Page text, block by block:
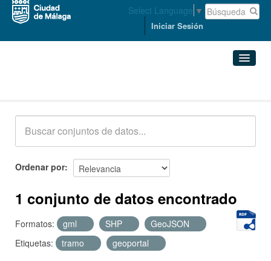
Select Language ▼
Iniciar Sesión
Acerca de
Ordenar por
1 conjunto de datos encontrado
Formatos: gml SHP
GeoJSON
Etiquetas:
tramo geoportal